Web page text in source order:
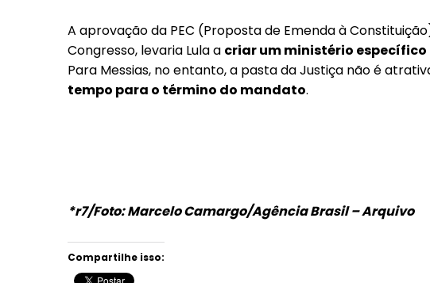
A aprovação da PEC (Proposta de Emenda à
Congresso, levaria Lula a criar um ministério
Para Messias, no entanto, a pasta da Justiça não é
tempo para o término do mandato.
*r7/Foto: Marcelo Camargo/Agência Brasil – Arquivo
Compartilhe isso: